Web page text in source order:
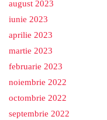
august 2023
iunie 2023
aprilie 2023
martie 2023
februarie 2023
noiembrie 2022
octombrie 2022
septembrie 2022